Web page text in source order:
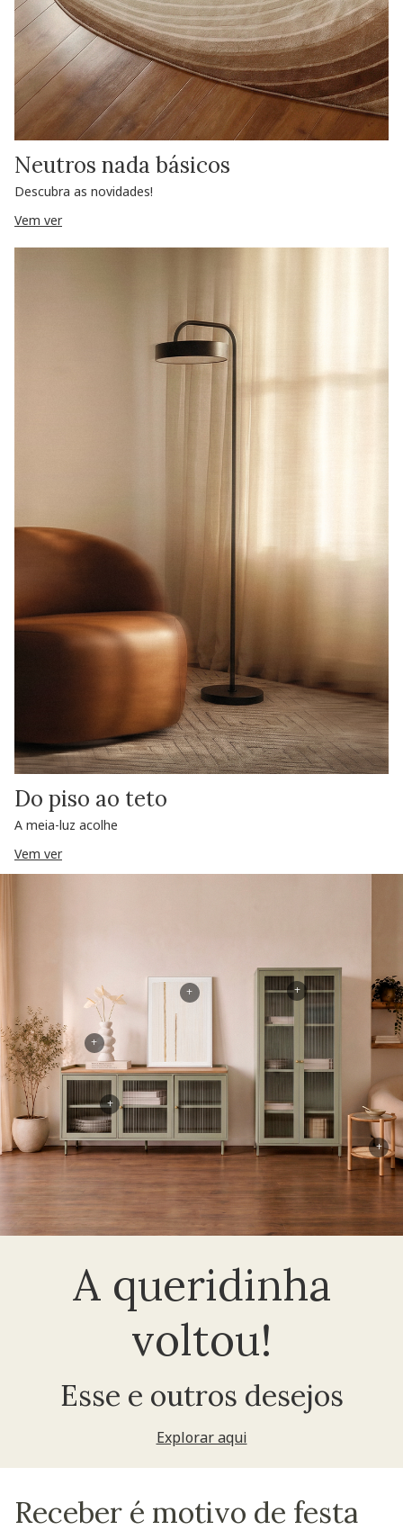
Neutros nada básicos
Descubra as novidades!
Vem ver
Do piso ao teto
A meia-luz acolhe
Vem ver
A queridinha
voltou!
Esse e outros desejos
Explorar aqui
+
+
+
+
+
Receber é motivo de festa